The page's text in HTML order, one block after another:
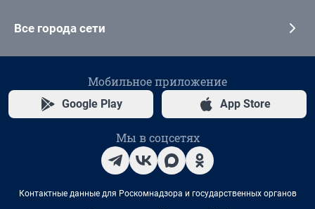
Все города сети
Мобильное приложение
Google Play App Store
Мы в соцсетях
Контактные данные для Роскомнадзора и государственных органов